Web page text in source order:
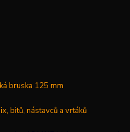
bruska 125 mm
bitů, nástavců a vrtáků